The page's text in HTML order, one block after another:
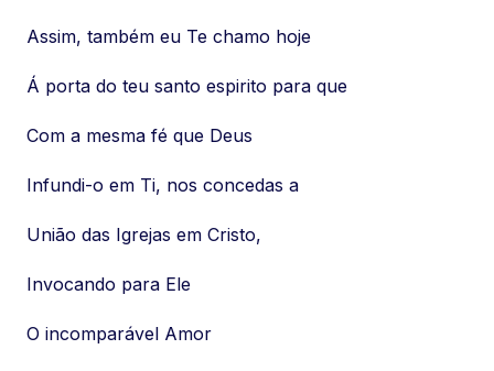
Assim, também eu Te chamo hoje
Á porta do teu santo espirito para que
Com a mesma fé que Deus
Infundi-o em Ti, nos concedas a
União das Igrejas em Cristo,
Invocando para Ele
O incomparável Amor